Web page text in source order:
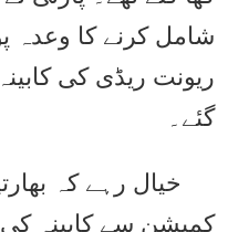
شامل کرنے کا وعدہ
ریونت ریڈی کی
گئے۔
خیال رہے کہ
کمیشن سے کابینہ